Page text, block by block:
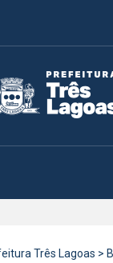
Três Lagoas >